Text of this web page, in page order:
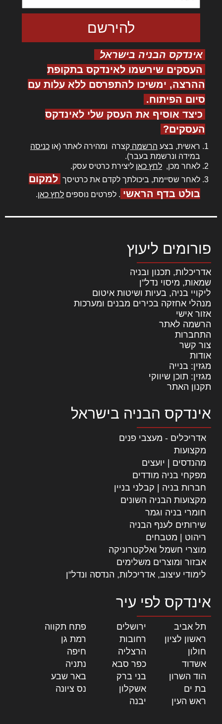
אינדקס הבניה בישראל
העסקים שירשמו לאינדקס בתקופת
ההרצה, ימשיכו להתפרסם ללא עלות עם
סיום הפיתוח.
כיצד אוסיף את העסק שלי לאינדקס
העסקים?
ראשית, בצע הרשמה קצרה ומהירה לאתר (או כניסה
במידה ונרשמת בעבר).
לאחר מכן, לחץ כאן ליצירת כרטיס עסק.
לאחר שסיימת, ביכולתך לקדם את כרטיסך למקום
בולט בדף הראשי . לפרטים נוספים לחץ כאן.
פורומים ליעוץ
אדריכלות, תכנון ובניה
שמאות, מיסוי נדל"ן
ליקויי בניה, בעיות ושיטות איטום
מנהלי אחזקה בכירים מבנים ומערכות
אזור אישי
הרשמה לאתר
התחברות
צור קשר
אודות
מגזין: בנייה
מגזין: תוכן שיווקי
תקנון האתר
אינדקס הבניה בישראל
אדריכלים - מעצבי פנים
מקצועות
מהנדסים | יועצים
מפקחי בניה מודדים
חברות בניה | קבלני בניין
מקצועות הבניה השונים
חומרי בניה וגמר
שירותים לענף הבניה
ריהוט | מטבחים
מוצרי חשמל ואלקטרוניקה
אבזור ומוצרים משלימים
לימודי עיצוב, אדריכלות, הנדסה ונדל"ן
אינדקס לפי עיר
תל אביב ירושלים פתח תקווה
ראשון לציון
רחובות רמת גן
חולון
הרצליה חיפה
אשדוד
כפר סבא נתניה
הוד השרון
בני ברק באר שבע
בת ים
אשקלון נס ציונה
ראש העין
יבנה